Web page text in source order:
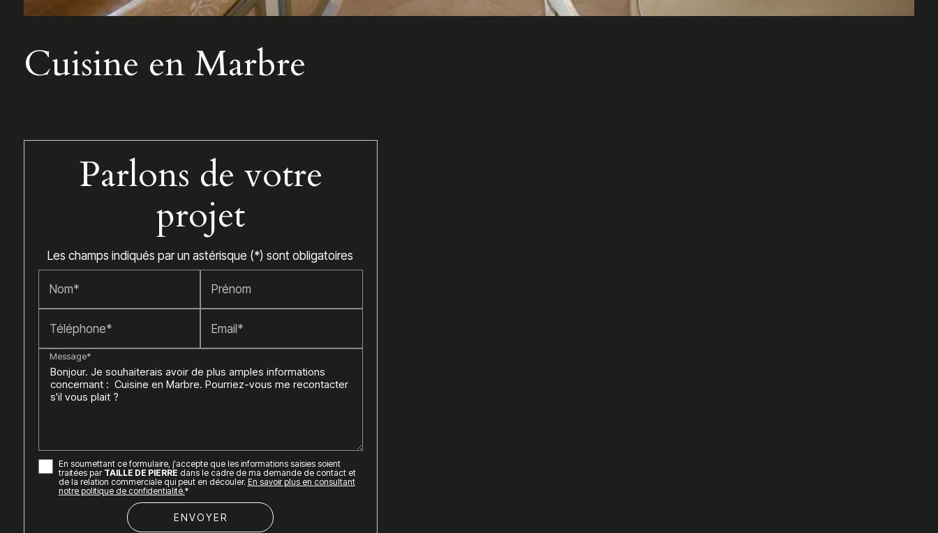
Cuisine en Marbre
Parlons de votre
projet
Les champs indiqués par un astérisque (*) sont obligatoires
Nom* Prénom
Téléphone* Email*
Message*
En soumettant ce formulaire, j'accepte que les informations saisies soient
traitées par TAILLE DE PIERRE dans le cadre de ma demande de contact et
de la relation commerciale qui peut en découler. En savoir plus en consultant
notre politique de confidentialité.*